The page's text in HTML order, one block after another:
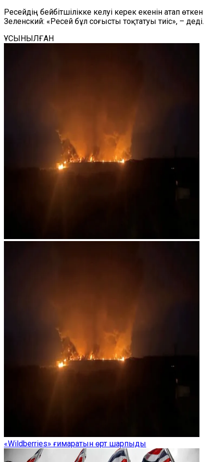
Ресейдің бейбітшілікке келуі керек екенін атап өткен
Зеленский: «Ресей бұл соғысты тоқтатуы тиіс», – деді.
ҰСЫНЫЛҒАН
«Wildberries» ғимаратын өрт шарпыды